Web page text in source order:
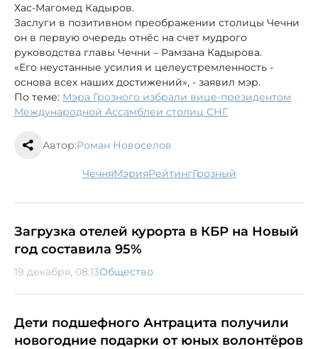
Хас-Магомед Кадыров.
Заслуги в позитивном преображении столицы Чечни
он в первую очередь отнёс на счет мудрого
руководства главы Чечни – Рамзана Кадырова.
«Его неустанные усилия и целеустремленность -
основа всех наших достижений», - заявил мэр.
По теме: Мэра Грозного избрали вице-президентом
Международной Ассамблеи столиц СНГ.
Автор:Роман Новоселов
Чечня мэрия рейтинг Грозный
Загрузка отелей курорта в КБР на Новый
год составила 95%
19 декабря, 08:13Общество
Дети подшефного Антрацита получили
новогодние подарки от юных волонтёров